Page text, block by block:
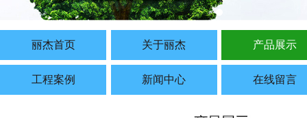
丽杰首页 关于丽杰 产品展示
工程案例 新闻中心 在线留言